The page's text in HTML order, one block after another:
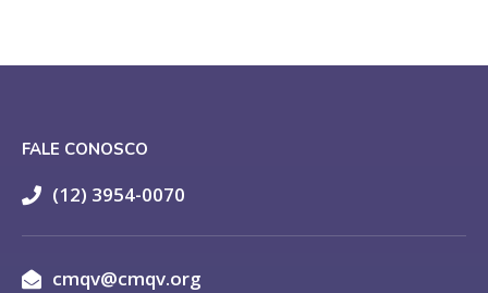
FALE CONOSCO
(12) 3954-0070
cmqv@cmqv.org